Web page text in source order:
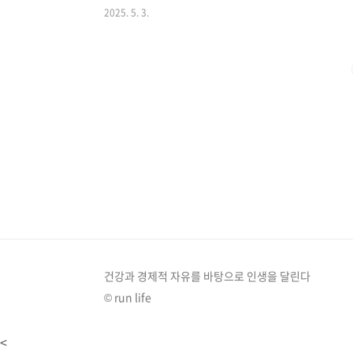
관한 관심이 더욱 높아지고 있습니다. 과도한 자외선 노
2025. 5. 3.
건강과 경제적 자유를 바탕으로 인생을 달린다
© run life
<